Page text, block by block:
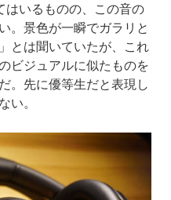
はいるものの、この音の
。景色が一瞬でガラリと
とは聞いていたが、これ
ビジュアルに似たものを
。先に優等生だと表現し
い。